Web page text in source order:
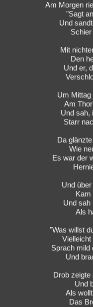
Am Morgen
"Sagt
Und
Mit
Den
Und er,
Um Mittag
Am
Und sah,
Starr
Da
Wie
Es war der
Und
Kam
Und sah
Als
"Was willst
Sprach mild
Und
Drob zeigte
Und
Als
Das